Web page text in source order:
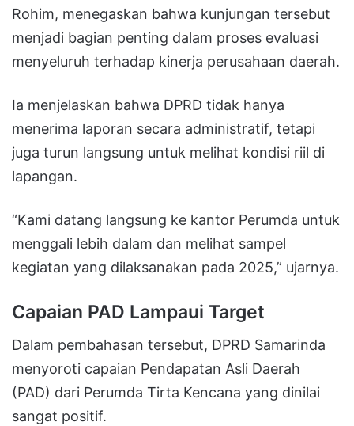
Rohim, menegaskan bahwa kunjungan tersebut
menjadi bagian penting dalam proses evaluasi
menyeluruh terhadap kinerja perusahaan daerah.
Ia menjelaskan bahwa DPRD tidak hanya
menerima laporan secara administratif, tetapi
juga turun langsung untuk melihat kondisi riil di
lapangan.
“Kami datang langsung ke kantor Perumda untuk
menggali lebih dalam dan melihat sampel
kegiatan yang dilaksanakan pada 2025,” ujarnya.
Capaian PAD Lampaui Target
Dalam pembahasan tersebut, DPRD Samarinda
menyoroti capaian Pendapatan Asli Daerah
(PAD) dari Perumda Tirta Kencana yang dinilai
sangat positif.